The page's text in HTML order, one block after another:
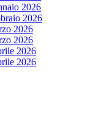
2026
2026
2026
2026
2026
2026